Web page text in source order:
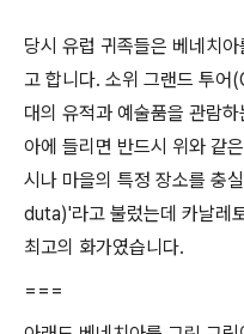
당시 유럽 귀족들은 베네치
고 합니다. 소위 그랜드 투어
대의 유적과 예술품을 관람
아에 들리면 반드시 위와 같
시나 마을의 특정 장소를 충
duta)'라고 불렀는데 카날레
최고의 화가였습니다.
===